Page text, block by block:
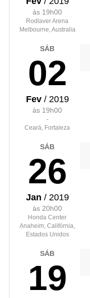
às 19h00
Rodlaver Arena
Melbourne, Australia
SÁB
02
Fev/ 2019
às 19h00
-
Ceará, Fortaleza
SÁB
26
Jan / 2019
às 20h00
Honda Center
Anaheim, Califórnia,
Estados Unidos
SÁB
19